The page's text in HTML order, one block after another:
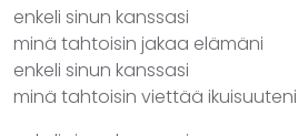
enkeli sinun kanssasi
minä tahtoisin jakaa elämäni
enkeli sinun kanssasi
minä tahtoisin viettää ikuisuuteni